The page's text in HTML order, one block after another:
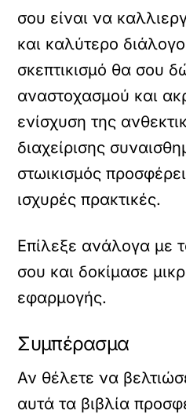
σου είναι να
και καλύτερο
σκεπτικισμό θα σου
αναστοχασμού και
ενίσχυση της
διαχείρισης
στωικισμός
ισχυρές πρακτικές.
Επίλεξε ανάλογα με
σου και δοκίμασε
εφαρμογής.
Συμπέρασμα
Αν θέλετε να
αυτά τα βιβλία